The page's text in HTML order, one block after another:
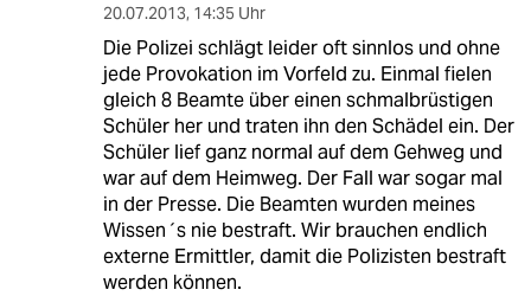
20.07.2013, 14:35 Uhr
Die Polizei schlägt leider oft sinnlos und ohne
jede Provokation im Vorfeld zu. Einmal fielen
gleich 8 Beamte über einen schmalbrüstigen
Schüler her und traten ihn den Schädel ein. Der
Schüler lief ganz normal auf dem Gehweg und
war auf dem Heimweg. Der Fall war sogar mal
in der Presse. Die Beamten wurden meines
Wissen´s nie bestraft. Wir brauchen endlich
externe Ermittler, damit die Polizisten bestraft
werden können.